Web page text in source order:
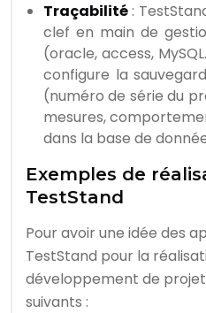
Traçabilité:
clef en main de
(oracle, access,
configure la
(numéro de série du
mesures,
dans la base de
Exemples de
TestStand
Pour avoir une idée des
TestStand pour la
développement de
suivants :